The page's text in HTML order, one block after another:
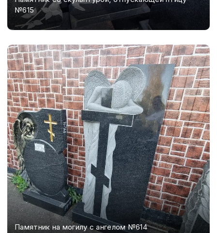
№615
Памятник на могилу с ангелом №614